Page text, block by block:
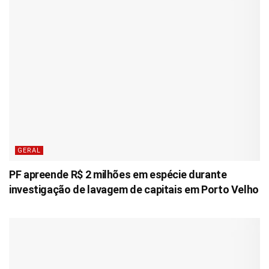
GERAL
PF apreende R$ 2 milhões em espécie durante
investigação de lavagem de capitais em Porto Velho